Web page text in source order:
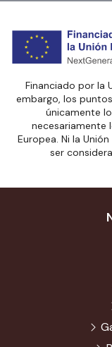
Financiado por la
embargo, los
únicamente
necesariamente
Europea. Ni la
ser